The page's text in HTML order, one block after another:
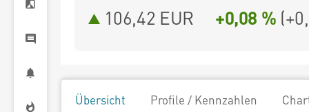
106,42 EUR +0,08 % (
Übersicht Profile / Kennzahlen